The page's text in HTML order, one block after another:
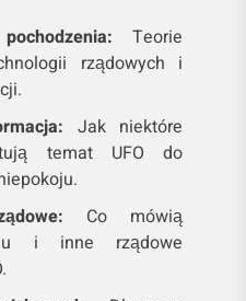
pochodzenia:Teorie
rządowych i
Jak niektóre
temat UFO do
Co mówią
i inne rządowe